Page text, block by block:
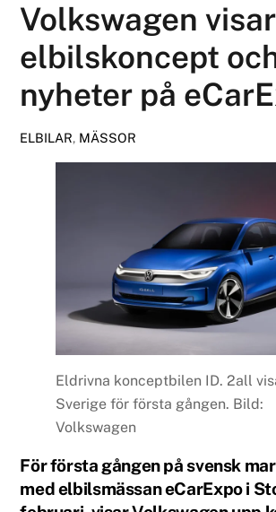
Volkswagen
elbilskoncept
nyheter på
ELBILAR, MÄSSOR
Eldrivna konceptbilen ID. 2all
Sverige för första gången. Bild:
Volkswagen
För första gången på svensk
med elbilsmässan eCarExpo i